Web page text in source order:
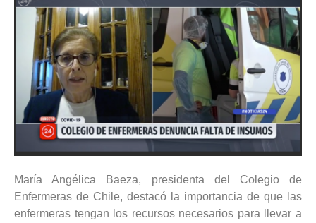
María Angélica Baeza, presidenta del Colegio de
Enfermeras de Chile, destacó la importancia de que las
enfermeras tengan los recursos necesarios para llevar a